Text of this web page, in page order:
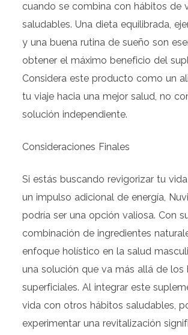
cuando se combina con hábitos de
saludables. Una dieta equilibrada,
y una buena rutina de sueño son
obtener el máximo beneficio del
Considera este producto como un
tu viaje hacia una mejor salud, no
solución independiente.
Consideraciones Finales
Si estás buscando revigorizar tu
un impulso adicional de energía,
podría ser una opción valiosa. Con
combinación de ingredientes
enfoque holístico en la salud
una solución que va más allá de los
superficiales. Al integrar este
vida con otros hábitos saludables,
experimentar una revitalización